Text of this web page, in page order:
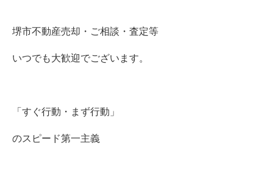
堺市不動産売却・ご相談・査定等
いつでも大歓迎でございます。
「すぐ行動・まず行動」
のスピード第一主義